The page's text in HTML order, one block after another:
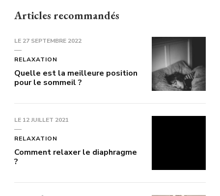
Articles recommandés
LE 27 SEPTEMBRE 2022
RELAXATION
Quelle est la meilleure position
pour le sommeil ?
LE 12 JUILLET 2021
RELAXATION
Comment relaxer le diaphragme
?